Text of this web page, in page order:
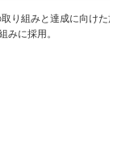
り組みと達成に向けた施
に採用。